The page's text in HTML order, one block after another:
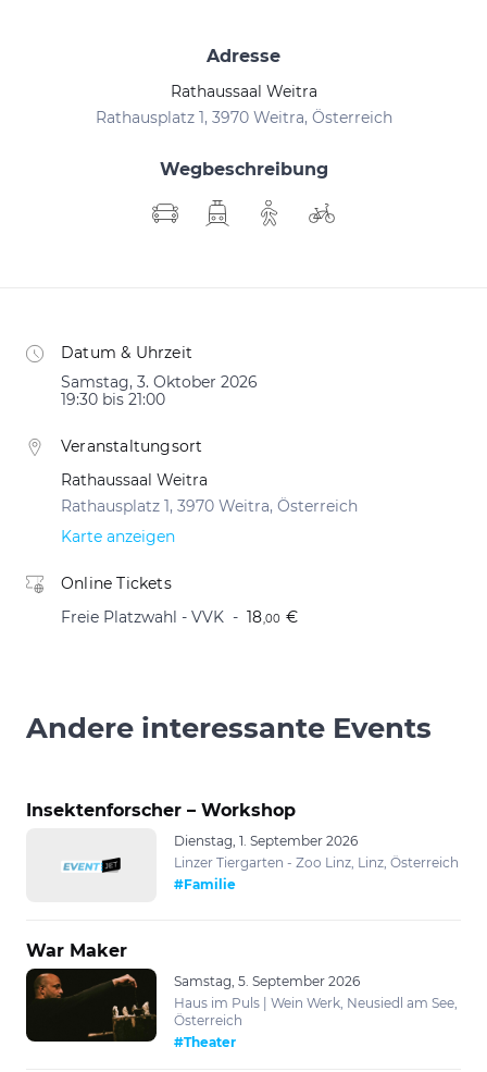
Adresse
Rathaussaal Weitra
Rathausplatz 1, 3970 Weitra, Österreich
Wegbeschreibung
Datum & Uhrzeit
Samstag, 3. Oktober 2026
19:30 bis 21:00
Veranstaltungsort
Rathaussaal Weitra
Rathausplatz 1, 3970 Weitra, Österreich
Karte anzeigen
Online Tickets
Freie Platzwahl - VVK
18,00 €
Andere interessante Events
Insektenforscher – Workshop
Dienstag, 1. September 2026
Linzer Tiergarten - Zoo Linz, Linz, Österreich
#Familie
War Maker
Samstag, 5. September 2026
Haus im Puls | Wein Werk, Neusiedl am See,
Österreich
#Theater